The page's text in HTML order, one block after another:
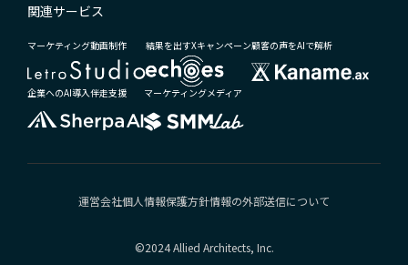
関連サービス
マーケティング動画制作 結果を出すXキャンペーン顧客の声をAIで解析
企業へのAI導入伴走支援 マーケティングメディア
運営会社個人情報保護方針情報の外部送信について
©2024 Allied Architects, Inc.